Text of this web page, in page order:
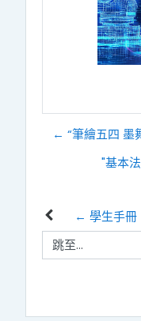
← “筆繪五四 墨
"基本
← 學生手冊
跳至...